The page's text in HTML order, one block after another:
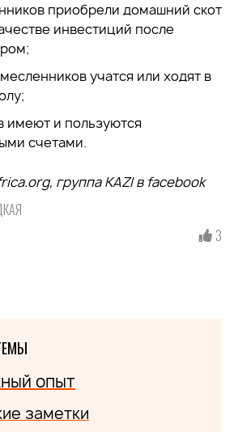
приобрели домашний скот
инвестиций после
учатся или ходят в
имеют и пользуются
счетами.
группа KAZI в facebook
3
опыт
заметки